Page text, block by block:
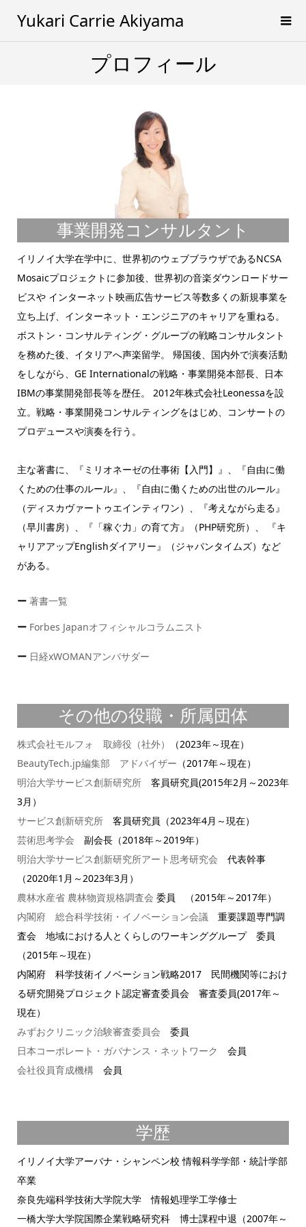
Yukari Carrie Akiyama
プロフィール
事業開発コンサルタント
イリノイ大学在学中に、世界初のウェブブラウザであるNCSA
Mosaicプロジェクトに参加後、世界初の音楽ダウンロードサー
ビスや インターネット映画広告サービス等数多くの新規事業を
立ち上げ、インターネット・エンジニアのキャリアを重ねる。
ボストン・コンサルティング・グループの戦略コンサルタント
を務めた後、イタリアへ声楽留学。 帰国後、国内外で演奏活動
をしながら、GE Internationalの戦略・事業開発本部長、日本
IBMの事業開発部長等を歴任。 2012年株式会社Leonessaを設
立。戦略・事業開発コンサルティングをはじめ、コンサートの
プロデュースや演奏を行う。
主な著書に、『ミリオネーゼの仕事術【入門】』、『自由に働
くための仕事のルール』、『自由に働くための出世のルール』
（ディスカヴァートゥエインティワン）、『考えながら走る』
（早川書房）、『「稼ぐ力」の育て方』（PHP研究所）、 『キ
ャリアアップEnglishダイアリー』（ジャパンタイムズ）など
がある。
ー 著書一覧
ー Forbes Japanオフィシャルコラムニスト
ー 日経xWOMANアンバサダー
その他の役職・所属団体
株式会社モルフォ 取締役（社外）
（2023年～現在）
BeautyTech.jp編集部 アドバイザー （2017年～現在）
明治大学サービス創新研究所客員研究員(2015年2月～2023年
3月）
サービス創新研究所客員研究員（2023年4月～現在）
芸術思考学会 副会長（2018年～2019年）
明治大学サービス創新研究所アート思考研究会 代表幹事
（2020年1月～2023年3月）
農林水産省 農林物資規格調査会 委員 （2015年～2017年）
内閣府 総合科学技術・イノベーション会議重要課題専門調
査会 地域における人とくらしのワーキンググループ 委員
（2015年～現在）
内閣府 科学技術イノベーション戦略2017 民間機関等におけ
る研究開発プロジェクト認定審査委員会 審査委員(2017年～
現在）
みずおクリニック治験審査委員会 委員
日本コーポレート・ガバナンス・ネットワーク 会員
会社役員育成機構会員
学歴
イリノイ大学アーバナ・シャンペン校 情報科学学部・統計学部
卒業
奈良先端科学技術大学院大学 情報処理学工学修士
一橋大学大学院国際企業戦略研究科 博士課程中退（2007年～